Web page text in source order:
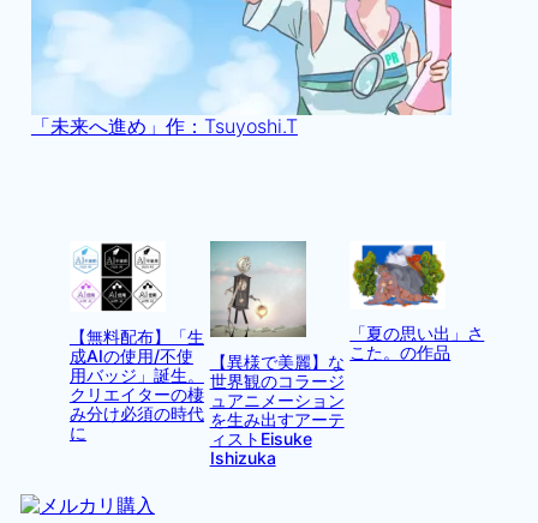
「未来へ進め」作：Tsuyoshi.T
【無料配布】「生
成AIの使用/不使
用バッジ」誕生。
クリエイターの棲
み分け必須の時代
に
【異様で美麗】な
世界観のコラージ
ュアニメーション
を生み出すアーテ
ィストEisuke
Ishizuka
「夏の思い出」さ
こた。の作品